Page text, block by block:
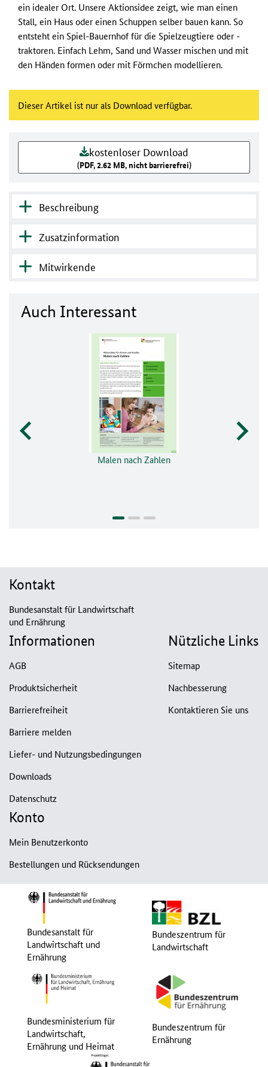
ein idealer Ort. Unsere Aktionsidee zeigt, wie man einen
Stall, ein Haus oder einen Schuppen selber bauen kann. So
entsteht ein Spiel-Bauernhof für die Spielzeugtiere oder -
traktoren. Einfach Lehm, Sand und Wasser mischen und mit
den Händen formen oder mit Förmchen modellieren.
Dieser Artikel ist nur als Download verfügbar.
kostenloser Download
(PDF, 2.62 MB, nicht barrierefrei)
Beschreibung
Zusatzinformation
Mitwirkende
Auch Interessant
Malen nach Zahlen
Kontakt
Bundesanstalt für Landwirtschaft
und Ernährung
Informationen
AGB
Produktsicherheit
Barrierefreiheit
Barriere melden
Liefer- und Nutzungsbedingungen
Downloads
Datenschutz
Nützliche Links
Sitemap
Nachbesserung
Kontaktieren Sie uns
Konto
Mein Benutzerkonto
Bestellungen und Rücksendungen
Bundesanstalt für
Landwirtschaft und
Ernährung
Bundeszentrum für
Landwirtschaft
Bundesministerium für
Landwirtschaft,
Ernährung und Heimat
Bundeszentrum für
Ernährung